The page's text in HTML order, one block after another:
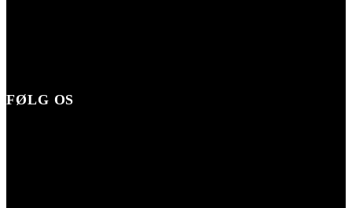
FØLG OS